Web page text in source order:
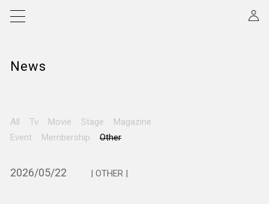
News
All Tv Movie Stage
Magazine
Event
Membership Other
2026/05/22 | OTHER |